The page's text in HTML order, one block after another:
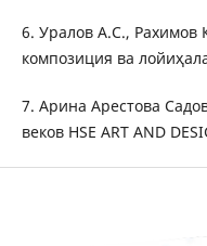
6. Уралов А.С., Рахимов
композиция ва
7. Арина Арестова
веков HSE ART AND